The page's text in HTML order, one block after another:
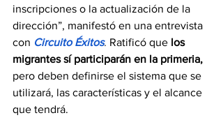
inscripciones o la actualización de la
dirección”, manifestó en una entrevista
con Circuito Éxitos. Ratificó que los
migrantes sí participarán en la primeria,
pero deben definirse el sistema que se
utilizará, las características y el alcance
que tendrá.